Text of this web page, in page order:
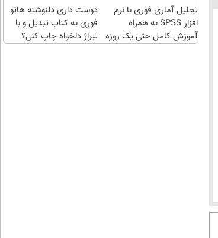
تحلیل آماری فوری با نرم
افزار SPSS به همراه
آموزش کامل حتی یک روزه
دوست داری دلنوشته هاتو
فوری به کتاب تبدیل و با
تیراژ دلخواه چاپ کنی؟